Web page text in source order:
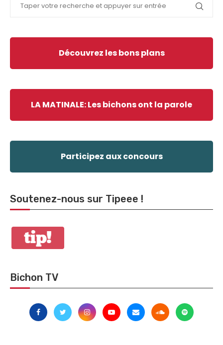
Découvrez les bons plans
LA MATINALE: Les bichons ont la parole
Participez aux concours
Soutenez-nous sur Tipeee !
Bichon TV